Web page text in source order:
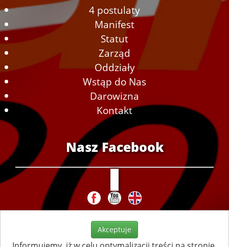
4 postulaty
Manifest
Statut
Zarząd
Oddziały
Wstąp do Nas
Darowizna
Kontakt
Nasz Facebook
Akceptuje